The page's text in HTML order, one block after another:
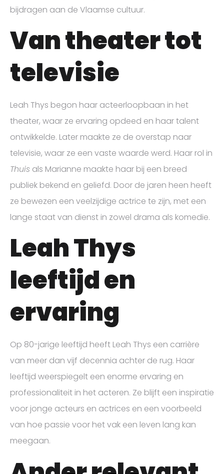
bijdragen aan de Vlaamse cultuur.
Van theater tot
televisie
Leah Thys begon haar acteerloopbaan in het
theater, waar ze ervaring opdeed en haar talent
ontwikkelde. Later maakte ze de overstap naar
televisie, waar ze een vaste waarde werd. Haar rol in
Thuis als Marianne maakte haar bij een breed
publiek bekend en geliefd. Door de jaren heen heeft
ze bewezen een veelzijdige actrice te zijn, met een
lange staat van dienst in zowel drama als komedie.
Leah Thys
leeftijd en
ervaring
Op 80-jarige leeftijd heeft Leah Thys een carrière
van meer dan vijf decennia achter de rug. Haar
leeftijd weerspiegelt een enorme ervaring en
professionaliteit in het acteren. Ze blijft een inspiratie
voor jonge acteurs en actrices en een voorbeeld
van hoe passie voor het vak een leven lang kan
meegaan.